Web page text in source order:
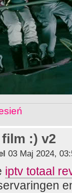
:) v2
03 Maj 2024,
iptv totaal